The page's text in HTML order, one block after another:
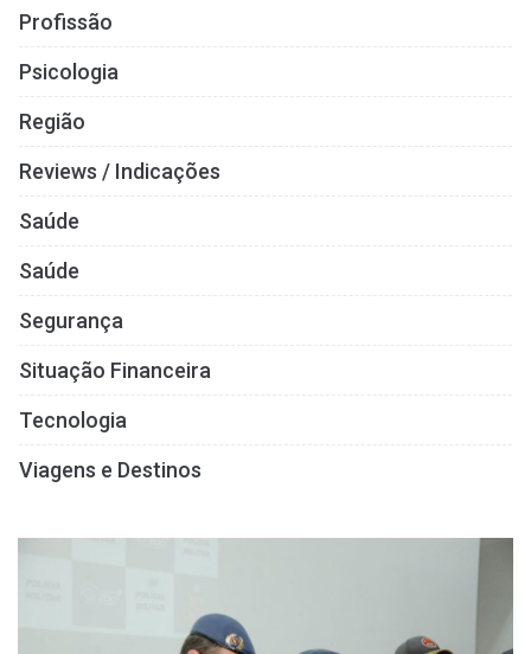
Profissão
Psicologia
Região
Reviews / Indicações
Saúde
Saúde
Segurança
Situação Financeira
Tecnologia
Viagens e Destinos